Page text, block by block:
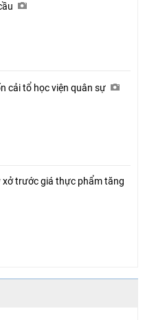
cải tổ học viện quân sự
xở trước giá thực phẩm tăng